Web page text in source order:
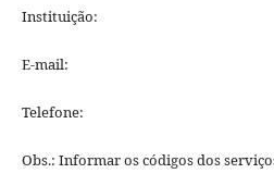
Instituição:
E-mail:
Telefone:
Obs.: Informar os códigos dos